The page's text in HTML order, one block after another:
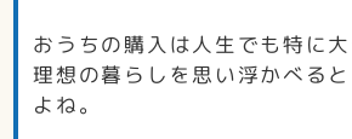
おうちの購入は人生でも特に大
理想の暮らしを思い浮かべる
よね。